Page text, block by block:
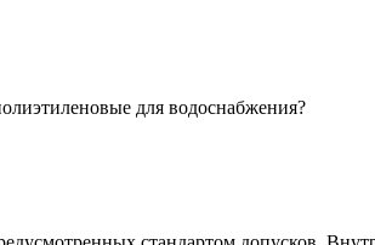
для водоснабжения?